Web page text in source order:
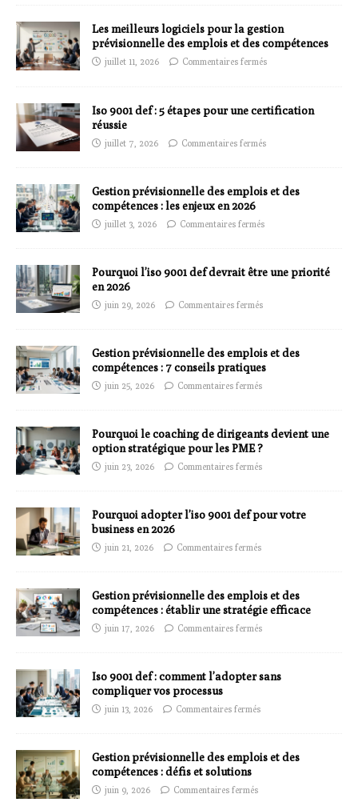
Les meilleurs logiciels pour la gestion
prévisionnelle des emplois et des compétences
juillet 11, 2026 Commentaires fermés
Iso 9001 def : 5 étapes pour une certification
réussie
juillet 7, 2026 Commentaires fermés
Gestion prévisionnelle des emplois et des
compétences : les enjeux en 2026
juillet 3, 2026 Commentaires fermés
Pourquoi l’iso 9001 def devrait être une priorité
en 2026
juin 29, 2026 Commentaires fermés
Gestion prévisionnelle des emplois et des
compétences : 7 conseils pratiques
juin 25, 2026 Commentaires fermés
Pourquoi le coaching de dirigeants devient une
option stratégique pour les PME ?
juin 23, 2026 Commentaires fermés
Pourquoi adopter l’iso 9001 def pour votre
business en 2026
juin 21, 2026 Commentaires fermés
Gestion prévisionnelle des emplois et des
compétences : établir une stratégie efficace
juin 17, 2026 Commentaires fermés
Iso 9001 def : comment l’adopter sans
compliquer vos processus
juin 13, 2026 Commentaires fermés
Gestion prévisionnelle des emplois et des
compétences : défis et solutions
juin 9, 2026 Commentaires fermés